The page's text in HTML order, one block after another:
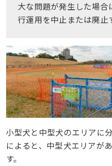
大な問題が発生した場
行運用を中止または廃止
小型犬と中型犬のエリアに
によると、中型犬エリアが
す。